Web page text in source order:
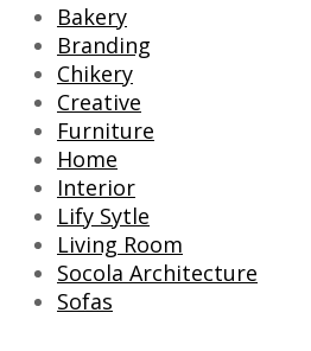
Bakery
Branding
Chikery
Creative
Furniture
Home
Interior
Lify Sytle
Living Room
Socola Architecture
Sofas